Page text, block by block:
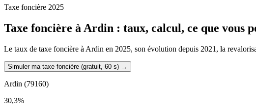
Taxe foncière 2025
Taxe foncière à Ardin : taux, calcul, ce que vous
Le taux de taxe foncière à Ardin en 2025, son évolution depuis 2021, la
Simuler ma taxe foncière (gratuit, 60 s) →
Ardin (79160)
30,3%